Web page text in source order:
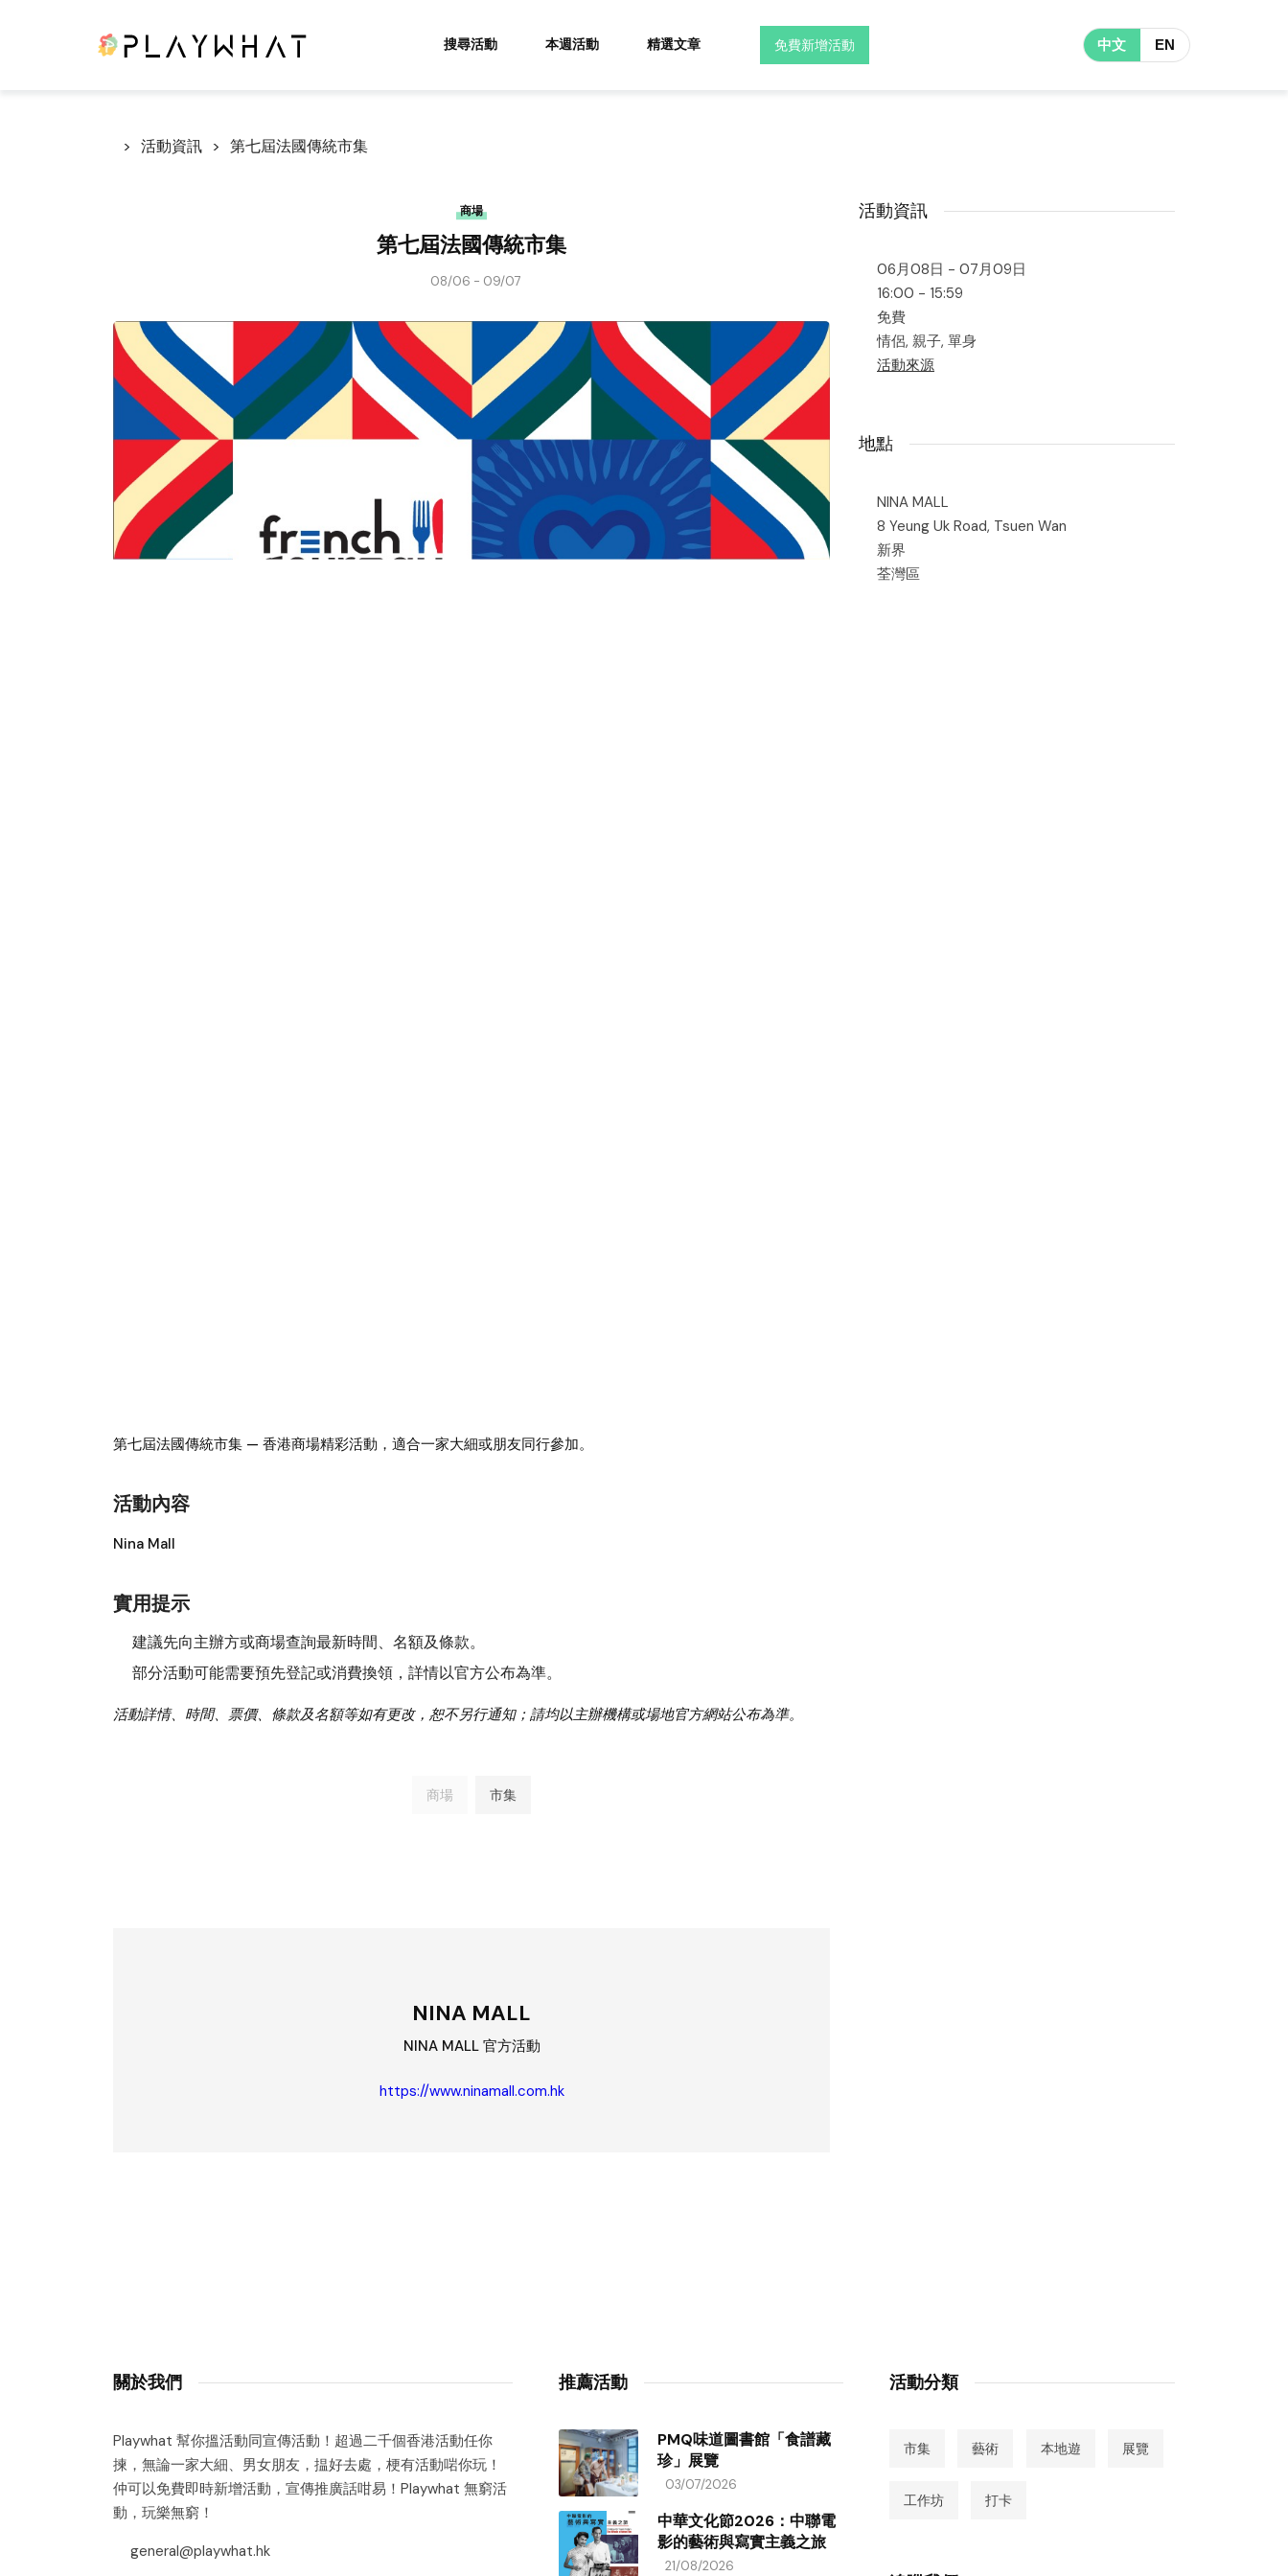
搜尋活動 本週活動 精選文章 免費新增活動 中文 EN
活動資訊 第七屆法國傳統市集
商場
第七屆法國傳統市集
08/06 - 09/07
第七屆法國傳統市集 — 香港商場精彩活動，適合一家大細或朋友同行參加。
活動內容
Nina Mall
實用提示
建議先向主辦方或商場查詢最新時間、名額及條款。
部分活動可能需要預先登記或消費換領，詳情以官方公布為準。
活動詳情、時間、票價、條款及名額等如有更改，恕不另行通知；請均以主辦機構或場地官方網站公布為準。
商場 市集
NINA MALL
NINA MALL 官方活動
https://www.ninamall.com.hk
活動資訊
06月08日 - 07月09日
16:00 - 15:59
免費
情侶, 親子, 單身
活動來源
地點
NINA MALL
8 Yeung Uk Road, Tsuen Wan
新界
荃灣區
關於我們
Playwhat 幫你搵活動同宣傳活動！超過二千個香港活動任你
揀，無論一家大細、男女朋友，揾好去處，梗有活動啱你玩！
仲可以免費即時新增活動，宣傳推廣話咁易！Playwhat 無窮活
動，玩樂無窮！
general@playwhat.hk
推薦活動
PMQ味道圖書館「食譜藏
珍」展覽
03/07/2026
中華文化節2026：中聯電
影的藝術與寫實主義之旅
21/08/2026
活動分類
市集 藝術 本地遊 展覽
工作坊 打卡